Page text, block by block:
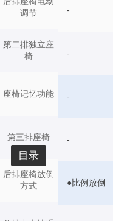
调节
第二排独立座
椅
座椅记忆功能
第三排座椅
后排座椅放倒
方式
-
-
-
-
●比例放倒
目录